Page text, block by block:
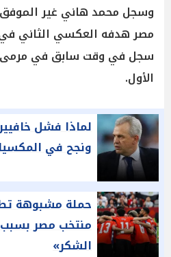
وسجل محمد هاني غير
مصر هدفه العكسي الثاني في
سجل في وقت سابق في مرمى
الأول.
لماذا فشل
ونجح في
حملة مشبوهة
منتخب مصر
الشكر»